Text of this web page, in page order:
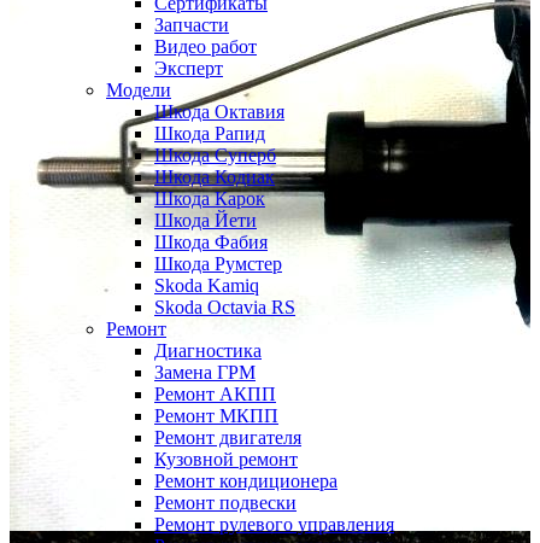
Запчасти
Видео работ
Эксперт
Модели
Шкода Октавия
Шкода Рапид
Шкода Суперб
Шкода Кодиак
Шкода Карок
Шкода Йети
Шкода Фабия
Шкода Румстер
Skoda Kamiq
Skoda Octavia RS
Ремонт
Диагностика
Замена ГРМ
Ремонт АКПП
Ремонт МКПП
Ремонт двигателя
Кузовной ремонт
Ремонт кондиционера
Ремонт подвески
Ремонт рулевого управления